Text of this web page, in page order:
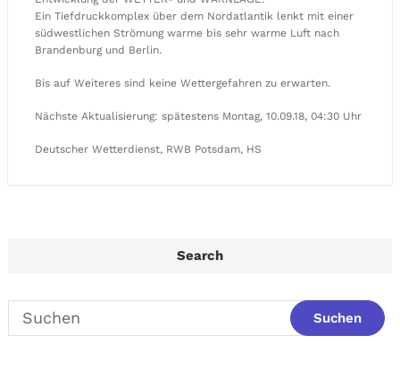
Ein Tiefdruckkomplex über dem Nordatlantik lenkt mit einer
südwestlichen Strömung warme bis sehr warme Luft nach
Brandenburg und Berlin.
Bis auf Weiteres sind keine Wettergefahren zu erwarten.
Nächste Aktualisierung: spätestens Montag, 10.09.18, 04:30 Uhr
Deutscher Wetterdienst, RWB Potsdam, HS
Search